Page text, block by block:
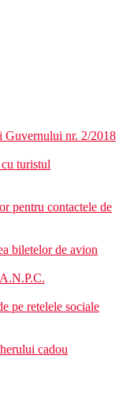
Guvernului nr. 2/2018
turistul
pentru contactele de
biletelor de avion
pe retelele sociale
cadou